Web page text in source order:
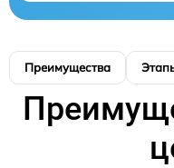
Преимущества